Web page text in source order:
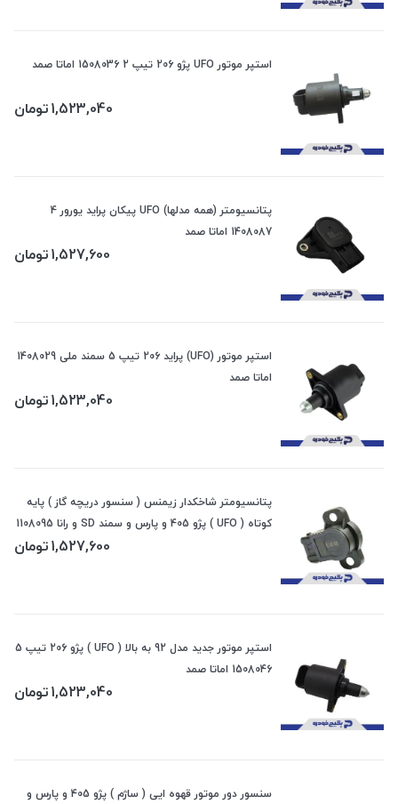
استپر موتور UFO پژو 206 تیپ 2 1508036 اماتا صمد
1,523,040تومان
پتانسیومتر (همه مدلها) UFO پیکان پراید یورور 4
1408087 اماتا صمد
1,527,600تومان
استپر موتور (UFO) پراید 206 تیپ 5 سمند ملی 1408029
اماتا صمد
1,523,040تومان
پتانسیومتر شاخکدار زیمنس ( سنسور دریچه گاز ) پایه
کوتاه ( UFO ) پژو 405 و پارس و سمند SD و رانا 1108095
1,527,600تومان
استپر موتور جدید مدل 92 به بالا ( UFO ) پژو 206 تیپ 5
1508046 اماتا صمد
1,523,040تومان
سنسور دور موتور قهوه ایی ( ساژم ) پژو 405 و پارس و